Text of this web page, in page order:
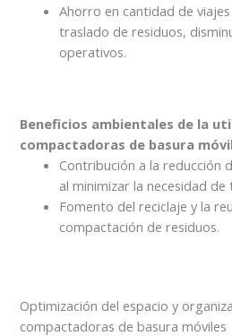
Ahorro en cantidad de
traslado de residuos,
operativos.
Beneficios ambientales de la
compactadoras de basura
Contribución a la reducción
al minimizar la necesidad
Fomento del reciclaje y la
compactación de residuos.
Optimización del espacio y
compactadoras de basura móviles